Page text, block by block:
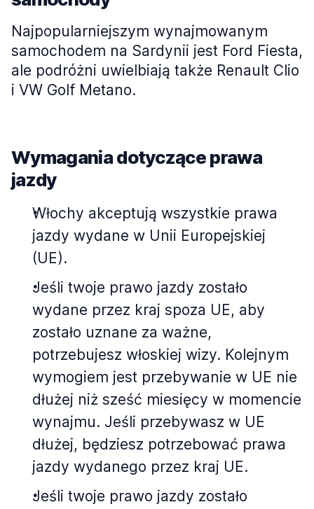
Najpopularniejszym wynajmowanym
samochodem na Sardynii jest Ford Fiesta,
ale podróżni uwielbiają także Renault Clio
i VW Golf Metano.
Wymagania dotyczące prawa
jazdy
Włochy akceptują wszystkie prawa
jazdy wydane w Unii Europejskiej
(UE).
Jeśli twoje prawo jazdy zostało
wydane przez kraj spoza UE, aby
zostało uznane za ważne,
potrzebujesz włoskiej wizy. Kolejnym
wymogiem jest przebywanie w UE nie
dłużej niż sześć miesięcy w momencie
wynajmu. Jeśli przebywasz w UE
dłużej, będziesz potrzebować prawa
jazdy wydanego przez kraj UE.
Jeśli twoje prawo jazdy zostało